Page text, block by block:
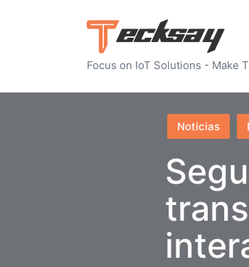
Focus on IoT Solutions - Make
Publicado
en
Noticias